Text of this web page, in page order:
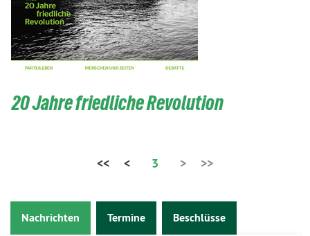
20 Jahre friedliche Revolution
<< < 3 > >>
Nachrichten Termine Beschlüsse